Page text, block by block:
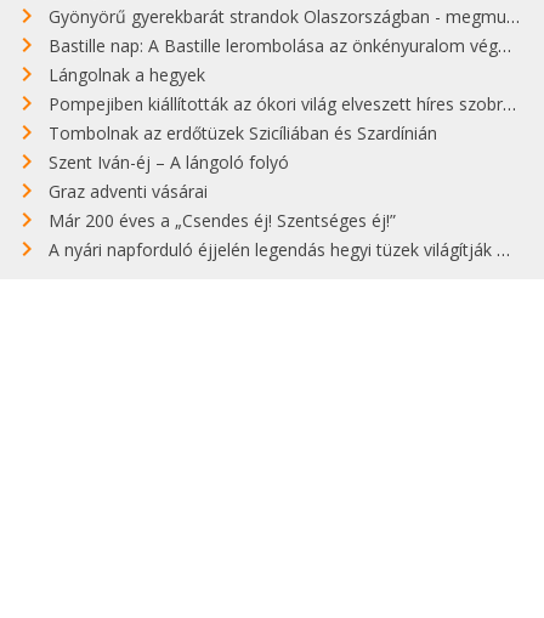
Gyönyörű gyerekbarát strandok Olaszországban - megmutatjuk a 15 legjobbat
Bastille nap: A Bastille lerombolása az önkényuralom végét jelentette
Lángolnak a hegyek
Pompejiben kiállították az ókori világ elveszett híres szobrának másolatát
Tombolnak az erdőtüzek Szicíliában és Szardínián
Szent Iván-éj – A lángoló folyó
Graz adventi vásárai
Már 200 éves a „Csendes éj! Szentséges éj!”
A nyári napforduló éjjelén legendás hegyi tüzek világítják meg Zugspitzét